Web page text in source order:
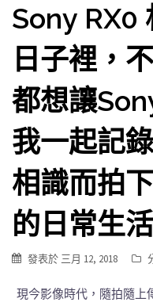
Sony RX0
日子裡，
都想讓
我一起記
相識而拍
的日常生活
發表於 三月 12, 2018
現今影像時代，隨拍隨上